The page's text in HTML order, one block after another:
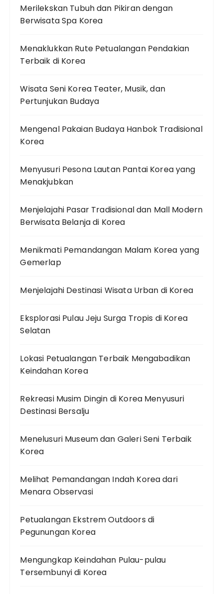
Merilekskan Tubuh dan Pikiran dengan
Berwisata Spa Korea
Menaklukkan Rute Petualangan Pendakian
Terbaik di Korea
Wisata Seni Korea Teater, Musik, dan
Pertunjukan Budaya
Mengenal Pakaian Budaya Hanbok Tradisional
Korea
Menyusuri Pesona Lautan Pantai Korea yang
Menakjubkan
Menjelajahi Pasar Tradisional dan Mall Modern
Berwisata Belanja di Korea
Menikmati Pemandangan Malam Korea yang
Gemerlap
Menjelajahi Destinasi Wisata Urban di Korea
Eksplorasi Pulau Jeju Surga Tropis di Korea
Selatan
Lokasi Petualangan Terbaik Mengabadikan
Keindahan Korea
Rekreasi Musim Dingin di Korea Menyusuri
Destinasi Bersalju
Menelusuri Museum dan Galeri Seni Terbaik
Korea
Melihat Pemandangan Indah Korea dari
Menara Observasi
Petualangan Ekstrem Outdoors di
Pegunungan Korea
Mengungkap Keindahan Pulau-pulau
Tersembunyi di Korea